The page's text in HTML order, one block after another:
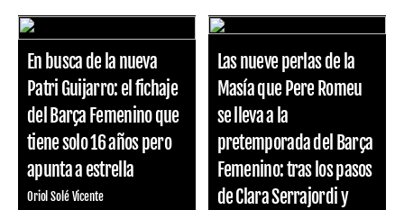
En busca de la nueva
Patri Guijarro: el fichaje
del Barça Femenino que
tiene solo 16 años pero
apunta a estrella
Oriol Solé Vicente
Las nueve perlas de la
Masía que Pere Romeu
se lleva a la
pretemporada del Barça
Femenino: tras los pasos
de Clara Serrajordi y